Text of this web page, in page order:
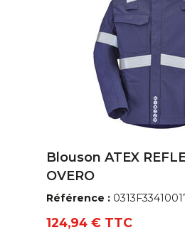
Blouson ATEX
OVERO
Référence :
124,94 € TTC